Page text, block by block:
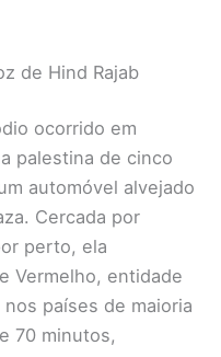
de Hind Rajab
ocorrido em
palestina de cinco
automóvel alvejado
Cercada por
perto, ela
Vermelho, entidade
países de maioria
70 minutos,